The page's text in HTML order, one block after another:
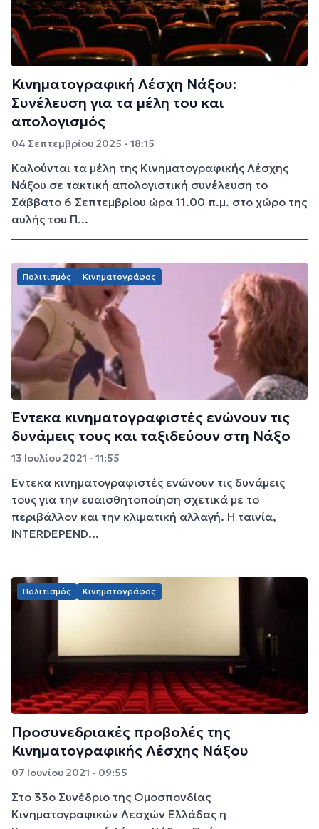
Κινηματογραφική Λέσχη Νάξου:
Συνέλευση για τα μέλη του και
απολογισμός
04 Σεπτεμβρίου 2025 - 18:15
Καλούνται τα μέλη της Κινηματογραφικής Λέσχης
Νάξου σε τακτική απολογιστική συνέλευση το
Σάββατο 6 Σεπτεμβρίου ώρα 11.00 π.μ. στο χώρο της
αυλής του Π...
Πολιτισμός Κινηματογράφος
Έντεκα κινηματογραφιστές ενώνουν τις
δυνάμεις τους και ταξιδεύουν στη Νάξο
13 Ιουλίου 2021 - 11:55
Έντεκα κινηματογραφιστές ενώνουν τις δυνάμεις
τους για την ευαισθητοποίηση σχετικά με το
περιβάλλον και την κλιματική αλλαγή. Η ταινία,
INTERDEPEND...
Πολιτισμός Κινηματογράφος
Προσυνεδριακές προβολές της
Κινηματογραφικής Λέσχης Νάξου
07 Ιουνίου 2021 - 09:55
Στο 33ο Συνέδριο της Ομοσπονδίας
Κινηματογραφικών Λεσχών Ελλάδας η